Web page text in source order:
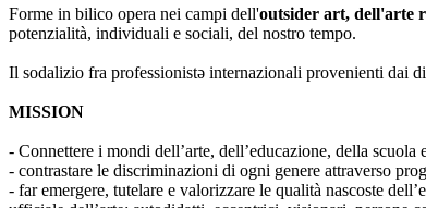
Forme in bilico opera nei campi dell'outsider art, dell'arte
potenzialità, individuali e sociali, del nostro tempo.
Il sodalizio fra professionistə internazionali provenienti dai
MISSION
- Connettere i mondi dell’arte, dell’educazione, della scuola
- contrastare le discriminazioni di ogni genere attraverso
- far emergere, tutelare e valorizzare le qualità nascoste